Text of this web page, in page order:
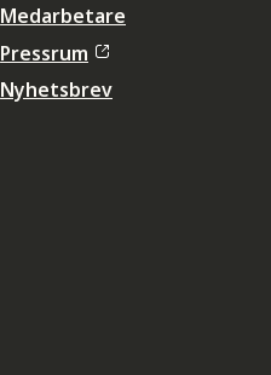
Medarbetare
Pressrum
Nyhetsbrev